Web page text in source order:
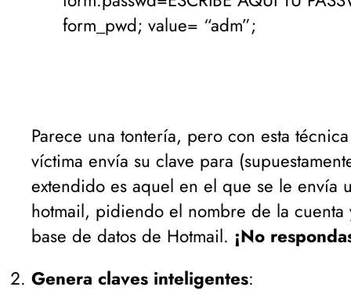
form_pwd; value= “adm”;
Parece una tontería, pero con esta
víctima envía su clave para (
extendido es aquel en el que se le envía
hotmail, pidiendo el nombre de la
base de datos de Hotmail. ¡No
Genera claves inteligentes: